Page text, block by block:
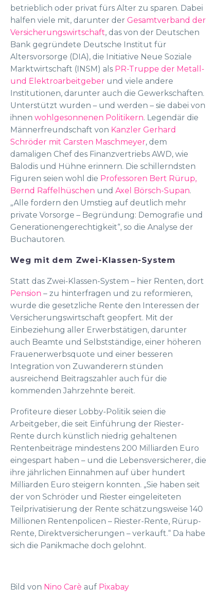
betrieblich oder privat fürs Alter zu sparen. Dabei
halfen viele mit, darunter der Gesamtverband der
Versicherungswirtschaft, das von der Deutschen
Bank gegründete Deutsche Institut für
Altersvorsorge (DIA), die Initiative Neue Soziale
Marktwirtschaft (INSM) als PR-Truppe der Metall-
und Elektroarbeitgeber und viele andere
Institutionen, darunter auch die Gewerkschaften.
Unterstützt wurden – und werden – sie dabei von
ihnen wohlgesonnenen Politikern. Legendär die
Männerfreundschaft von Kanzler Gerhard
Schröder mit Carsten Maschmeyer, dem
damaligen Chef des Finanzvertriebs AWD, wie
Balodis und Hühne erinnern. Die schillerndsten
Figuren seien wohl die Professoren Bert Rürup,
Bernd Raffelhüschen und Axel Börsch-Supan.
„Alle fordern den Umstieg auf deutlich mehr
private Vorsorge – Begründung: Demografie und
Generationengerechtigkeit“, so die Analyse der
Buchautoren.
Weg mit dem Zwei-Klassen-System
Statt das Zwei-Klassen-System – hier Renten, dort
Pension – zu hinterfragen und zu reformieren,
wurde die gesetzliche Rente den Interessen der
Versicherungswirtschaft geopfert. Mit der
Einbeziehung aller Erwerbstätigen, darunter
auch Beamte und Selbstständige, einer höheren
Frauenerwerbsquote und einer besseren
Integration von Zuwanderern stünden
ausreichend Beitragszahler auch für die
kommenden Jahrzehnte bereit.
Profiteure dieser Lobby-Politik seien die
Arbeitgeber, die seit Einführung der Riester-
Rente durch künstlich niedrig gehaltenen
Rentenbeiträge mindestens 200 Milliarden Euro
eingespart haben – und die Lebensversicherer, die
ihre jährlichen Einnahmen auf über hundert
Milliarden Euro steigern konnten. „Sie haben seit
der von Schröder und Riester eingeleiteten
Teilprivatisierung der Rente schätzungsweise 140
Millionen Rentenpolicen – Riester-Rente, Rürup-
Rente, Direktversicherungen – verkauft.“ Da habe
sich die Panikmache doch gelohnt.
Bild von Nino Carè auf Pixabay